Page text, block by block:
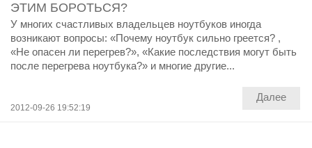
ЭТИМ БОРОТЬСЯ?
У многих счастливых владельцев ноутбуков иногда
возникают вопросы: «Почему ноутбук сильно греется? ,
«Не опасен ли перегрев?», «Какие последствия могут быть
после перегрева ноутбука?» и многие другие...
2012-09-26 19:52:19
Далее